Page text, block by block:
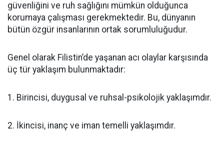
güvenliğini ve ruh sağlığını mümkün olduğunca
korumaya çalışması gerekmektedir. Bu, dünyanın
bütün özgür insanlarının ortak sorumluluğudur.
Genel olarak Filistin’de yaşanan acı olaylar karşısında
üç tür yaklaşım bulunmaktadır:
1. Birincisi, duygusal ve ruhsal-psikolojik yaklaşımdır.
2. İkincisi, inanç ve iman temelli yaklaşımdır.